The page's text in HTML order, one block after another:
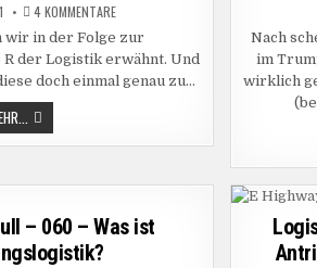
4 KOMMENTAREZU
LOGISTIK4PUNKTNULL
–
062
–
DIE
6
wir in der Folge zur
der Logistik erwähnt. Und
doch einmal genau zu…
LOGISTIK4PUNKTNULL
–
062
6
DER
LOGISTIK
Nach
im
wirklich
– 060 – Was ist